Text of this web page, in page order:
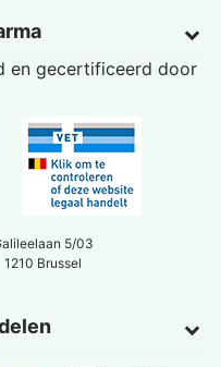
en gecertificeerd door
5/03
1210 Brussel